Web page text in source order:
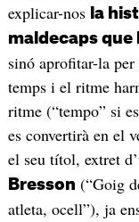
explicar-nos la
maldecaps que
sinó aprofitar-la
temps i el ritme
ritme (“tempo” si
es convertirà en el
el seu títol, extret
Bresson (“Goig
atleta, ocell”), ja